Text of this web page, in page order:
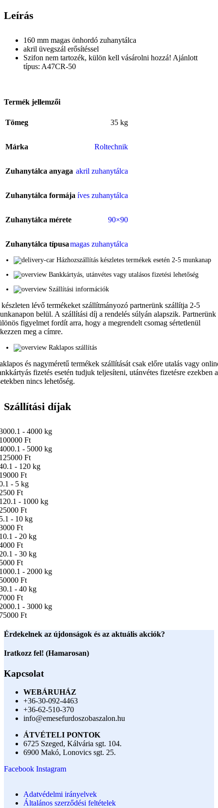
Leírás
160 mm magas önhordó zuhanytálca
akril üvegszál erősítéssel
Szifon nem tartozék, külön kell vásárolni hozzá! Ajánlott
típus: A47CR-50
Termék jellemzői
Tömeg 35 kg
Márka Roltechnik
Zuhanytálca anyaga akril zuhanytálca
Zuhanytálca formája íves zuhanytálca
Zuhanytálca mérete 90×90
Zuhanytálca típusamagas zuhanytálca
Házhozszállítás készletes termékek esetén 2-5 munkanap
Bankkártyás, utánvétes vagy utalásos fizetési lehetőség
Szállítási információk
lévő termékeket szállítmányozó partnerünk szállítja 2-5
belül. A szállítási díj a rendelés súlyán alapszik. Partnerünk
figyelmet fordít arra, hogy a megrendelt csomag sértetlenül
meg a címre.
Raklapos szállítás
és nagyméretű termékek szállítását csak előre utalás vagy
fizetés esetén tudjuk teljesíteni, utánvétes fizetésre ezekben
nincs lehetőség.
Szállítási díjak
- 4000 kg
Ft
- 5000 kg
Ft
- 120 kg
Ft
- 5 kg
Ft
- 1000 kg
Ft
- 10 kg
Ft
- 20 kg
Ft
- 30 kg
Ft
- 2000 kg
Ft
- 40 kg
Ft
- 3000 kg
Ft
Érdekelnek az újdonságok és az aktuális akciók?
Iratkozz fel! (Hamarosan)
Kapcsolat
WEBÁRUHÁZ
+36-30-092-4463
+36-62-510-370
info@emesefurdoszobaszalon.hu
ÁTVÉTELI PONTOK
6725 Szeged, Kálvária sgt. 104.​
6900 Makó, Lonovics sgt. 25.
Facebook Instagram
Adatvédelmi irányelvek
Általános szerződési feltételek